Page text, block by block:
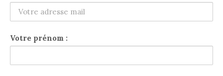
Votre prénom :